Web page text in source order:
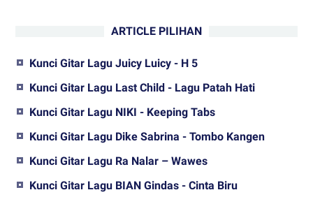
ARTICLE PILIHAN
Kunci Gitar Lagu Juicy Luicy - H 5
Kunci Gitar Lagu Last Child - Lagu Patah Hati
Kunci Gitar Lagu NIKI - Keeping Tabs
Kunci Gitar Lagu Dike Sabrina - Tombo Kangen
Kunci Gitar Lagu Ra Nalar – Wawes
Kunci Gitar Lagu BIAN Gindas - Cinta Biru